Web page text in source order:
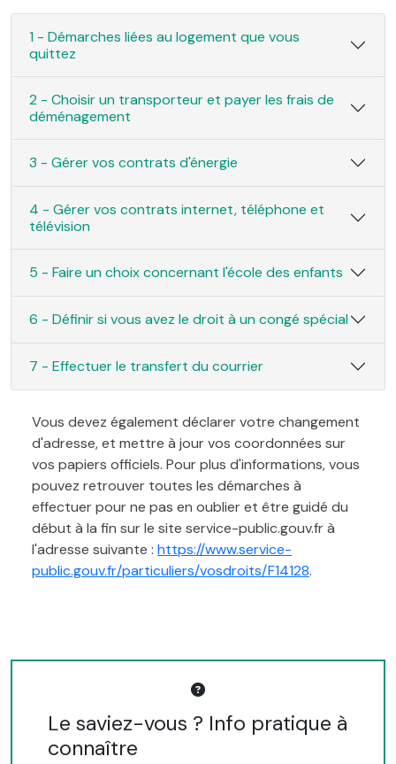
1 - Démarches liées au logement que vous
quittez
2 - Choisir un transporteur et payer les frais de
déménagement
3 - Gérer vos contrats d'énergie
4 - Gérer vos contrats internet, téléphone et
télévision
5 - Faire un choix concernant l'école des enfants
6 - Définir si vous avez le droit à un congé spécial
7 - Effectuer le transfert du courrier
Vous devez également déclarer votre changement
d'adresse, et mettre à jour vos coordonnées sur
vos papiers officiels. Pour plus d'informations, vous
pouvez retrouver toutes les démarches à
effectuer pour ne pas en oublier et être guidé du
début à la fin sur le site service-public.gouv.fr à
l'adresse suivante : https://www.service-
public.gouv.fr/particuliers/vosdroits/F14128.
Le saviez-vous ? Info pratique à
connaître